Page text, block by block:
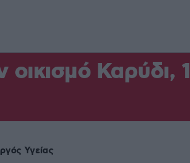
Καρύδι,
Υγείας